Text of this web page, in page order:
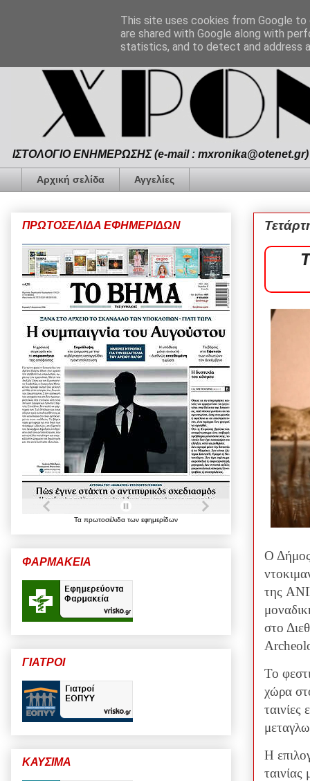
ΙΣΤΟΛΟΓΙΟ ΕΝΗΜΕΡΩΣΗΣ (e-mail :
Αρχική σελίδα Αγγελίες
Ο Δήμος
της
στο
Το
χώρα
Η
ΠΡΩΤΟΣΕΛΙΔΑ ΕΦΗΜΕΡΙΔΩΝ
Τα πρωτοσέλιδα των εφημερίδων
ΦΑΡΜΑΚΕΙΑ
ΓΙΑΤΡΟΙ
ΚΑΥΣΙΜΑ
This site uses cookies from Google
are shared with Google along with
statistics, and to detect and address